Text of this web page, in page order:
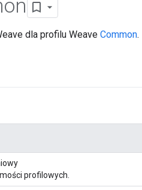
dla profilu Weave Common.
profilowych.